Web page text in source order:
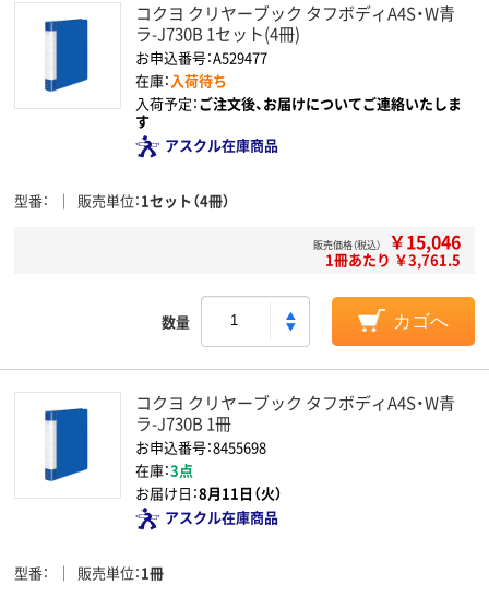
コクヨ クリヤーブック タフボディA4S・W青
ラ-J730B 1セット(4冊)
お申込番号：A529477
在庫：入荷待ち
入荷予定：ご注文後、お届けについてご連絡いたしま
す
アスクル在庫商品
型番 販売単位 1セット（4冊）
販売価格（税込） ￥15,046
1冊あたり ￥3,761.5
数量 カゴへ
コクヨ クリヤーブック タフボディA4S・W青
ラ-J730B 1冊
お申込番号：8455698
在庫：3点
お届け日：8月11日（火）
アスクル在庫商品
型番 販売単位 1冊